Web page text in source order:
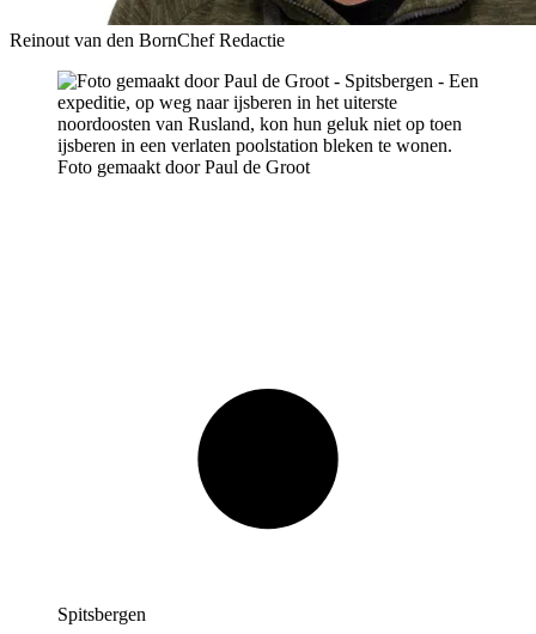
Reinout van den BornChef Redactie
Foto gemaakt door Paul de Groot
Spitsbergen